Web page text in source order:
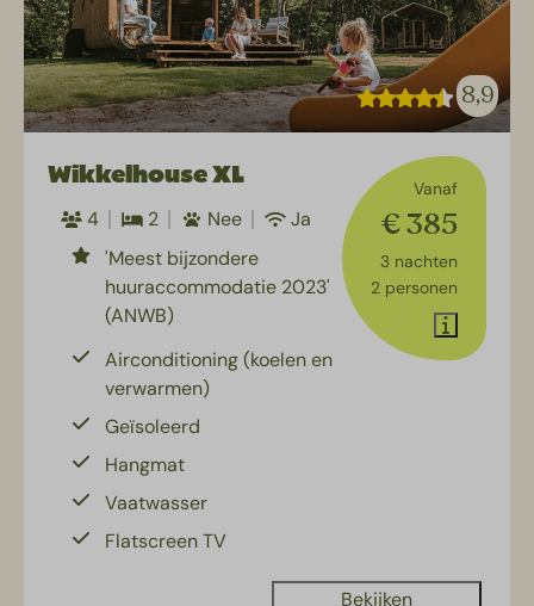
8,9
Vanaf
€ 385
3 nachten
2 personen
Wikkelhouse XL
4 2 Nee
Ja
'Meest bijzondere
huuraccommodatie 2023'
(ANWB)
Airconditioning (koelen en
verwarmen)
Geïsoleerd
Hangmat
Vaatwasser
Flatscreen TV
Bekijken